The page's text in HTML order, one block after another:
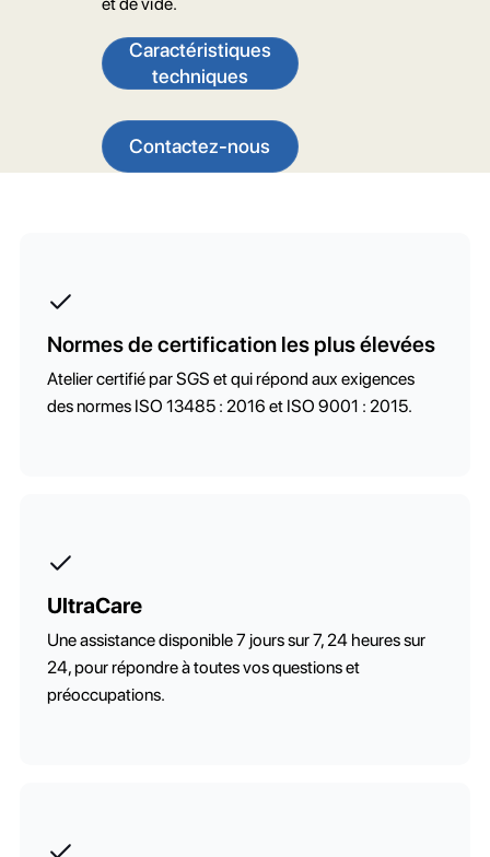
Caractéristiques
techniques
Contactez-nous
Normes de certification les plus élevées
Atelier certifié par SGS et qui répond aux exigences
des normes ISO 13485 : 2016 et ISO 9001 : 2015.
UltraCare
Une assistance disponible 7 jours sur 7, 24 heures sur
24, pour répondre à toutes vos questions et
préoccupations.